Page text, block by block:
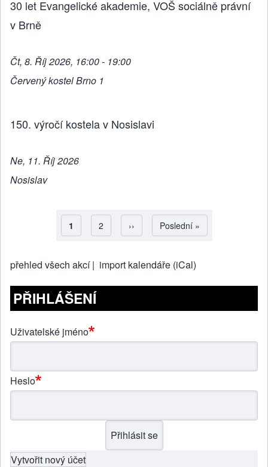
30 let Evangelické akademie, VOŠ sociálně právní
v Brně
Čt, 8. Říj 2026, 16:00 - 19:00
Červený kostel Brno 1
150. výročí kostela v Nosislavi
Ne, 11. Říj 2026
Nosislav
Pagination
Aktuální stránka
1 Strana
2 Následující stránka
›› Poslední stránka
Poslední »
přehled všech akcí | import kalendáře (iCal)
PŘIHLÁŠENÍ
Uživatelské jméno
Heslo
Vytvořit nový účet